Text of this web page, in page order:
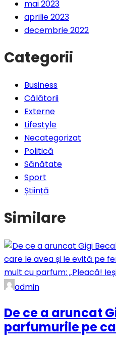
mai 2023
aprilie 2023
decembrie 2022
Categorii
Business
Călătorii
Externe
Lifestyle
Necategorizat
Politică
Sănătate
Sport
Știință
Similare
admin
De ce a aruncat
parfumurile pe